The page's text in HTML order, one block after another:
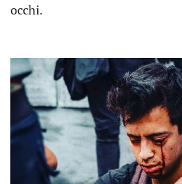
occhi.